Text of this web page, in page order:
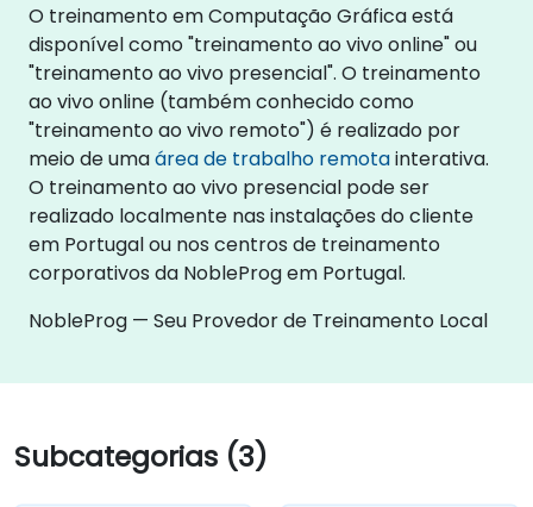
O treinamento em Computação Gráfica está
disponível como "treinamento ao vivo online" ou
"treinamento ao vivo presencial". O treinamento
ao vivo online (também conhecido como
"treinamento ao vivo remoto") é realizado por
meio de umaárea de trabalho remotainterativa.
O treinamento ao vivo presencial pode ser
realizado localmente nas instalações do cliente
em Portugal ou nos centros de treinamento
corporativos da NobleProg em Portugal.
NobleProg — Seu Provedor de Treinamento Local
Subcategorias (3)